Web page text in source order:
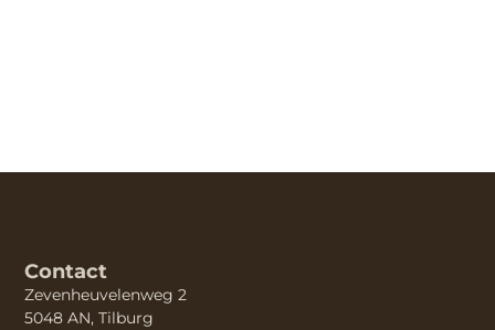
Contact
Zevenheuvelenweg 2
5048 AN, Tilburg